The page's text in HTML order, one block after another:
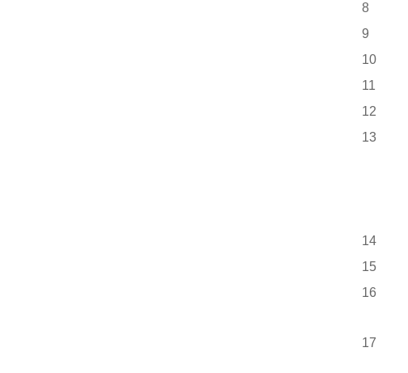
8
9
10
11
12
13
14
15
16
17